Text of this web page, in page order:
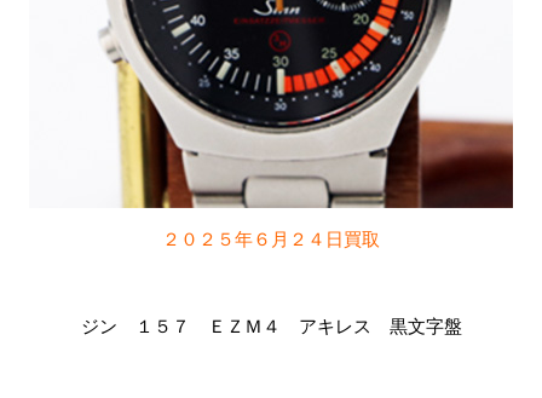
２０２５年６月２４日買取
ジン １５７ ＥＺＭ４ アキレス 黒文字盤